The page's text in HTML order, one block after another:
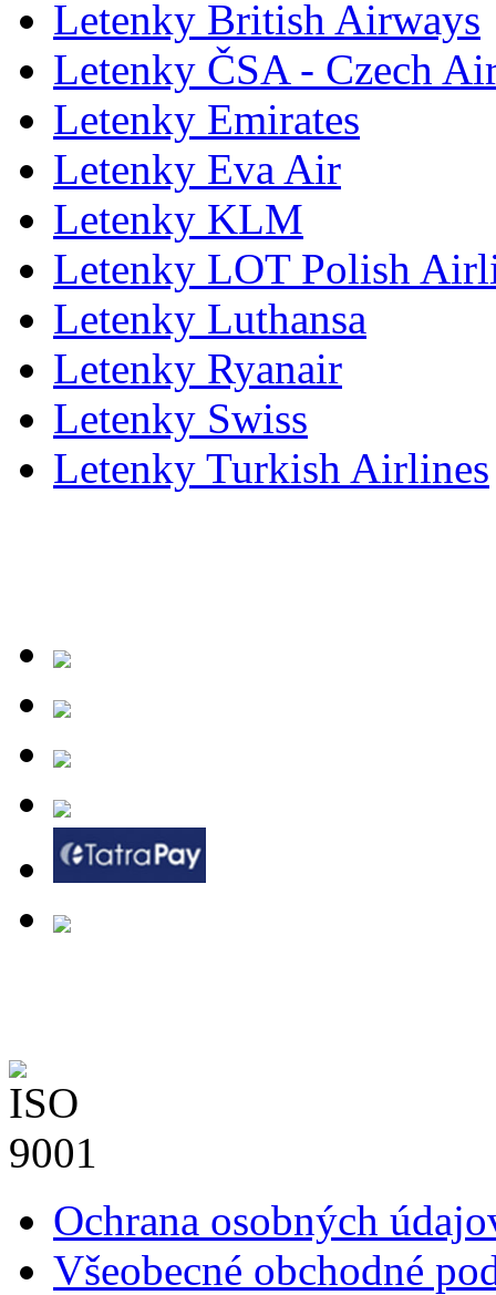
Letenky British Airways
Letenky ČSA - Czech
Letenky Emirates
Letenky Eva Air
Letenky KLM
Letenky LOT Polish
Letenky Luthansa
Letenky Ryanair
Letenky Swiss
Letenky Turkish Airlines
Ochrana osobných
Všeobecné obchodné